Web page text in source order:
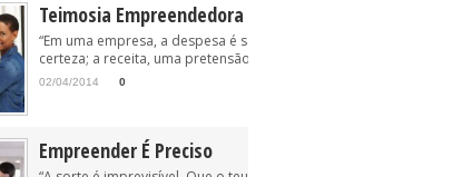
Teimosia Empreendedora
“Em uma empresa, a despesa é sempre uma
certeza; a receita, uma pretensão.” (Oriovisto...
02/04/2014 0
Empreender É Preciso